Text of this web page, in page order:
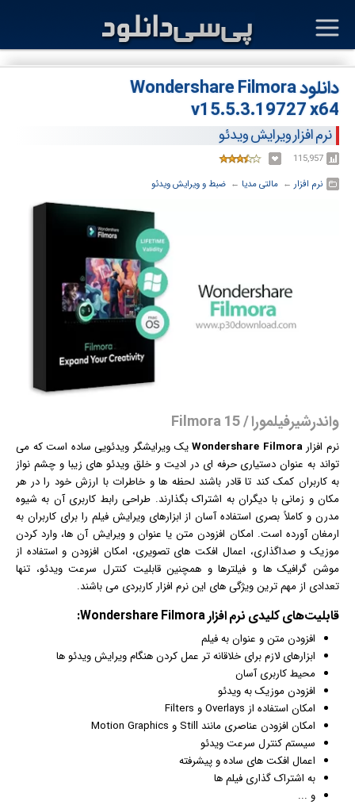
دانلود Wondershare Filmora
v15.5.3.19727 x64
نرم افزار ویرایش ویدئو
115,957
نرم افزار ← ‏ مالتی مدیا ← ‏ ضبط و ویرایش ویدئو
واندرشیرفیلمورا / Filmora 15
نرم افزار Wondershare Filmoraیک ویرایشگر ویدئویی ساده است که می
تواند به عنوان دستیاری حرفه ای در ادیت و خلق ویدئو های زیبا و چشم نواز
به کاربران کمک کند تا قادر باشند لحظه ها و خاطرات با ارزش خود را در هر
مکان و زمانی با دیگران به اشتراک بگذارند. طراحی رابط کاربری آن به شیوه
مدرن و کاملاً بصری استفاده آسان از ابزارهای ویرایشفیلم را برای کاربران به
ارمغان آورده است. امکان افزودن متن یا عنوان و ویرایش آن ها، وارد کردن
موزیک و صداگذاری، اعمال افکت های تصویری، امکان افزودن و استفاده از
موشن گرافیکها و فیلترها و همچنین قابلیت کنترل سرعت ویدئو، تنها
تعدادی از مهم ترین ویژگی های این نرم افزار کاربردی می باشند.
قابلیت‌های کلیدی نرم افزار
افزودن متن و عنوان بهفیلم
ابزارهای لازم برای خلاقانه تر عمل کردن هنگام ویرایش ویدئو ها
محیط کاربری آسان
افزودن موزیک به ویدئو
امکان استفاده از Overlays و Filters
امکان افزودن عناصری مانند Still و Motion Graphics
سیستم کنترل سرعت ویدئو
اعمال افکت های ساده و پیشرفته
به اشتراک گذاری فیلم ها
و ...